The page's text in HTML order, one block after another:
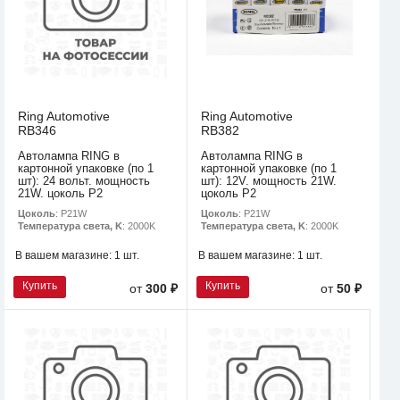
Ring Automotive
RB346
Автолампа RING в
картонной упаковке (по 1
шт): 24 вольт. мощность
21W. цоколь P2
Цоколь: P21W
Температура света, K: 2000K
В вашем магазине: 1 шт.
Купить от300 ₽
Ring Automotive
RB382
Автолампа RING в
картонной упаковке (по 1
шт): 12V. мощность 21W.
цоколь P2
Цоколь: P21W
Температура света, K: 2000K
В вашем магазине: 1 шт.
Купить от50 ₽